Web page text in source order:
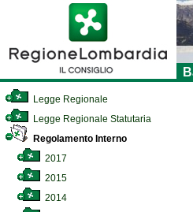
Legge Regionale
Legge Regionale Statutaria
Regolamento Interno
2017
2015
2014